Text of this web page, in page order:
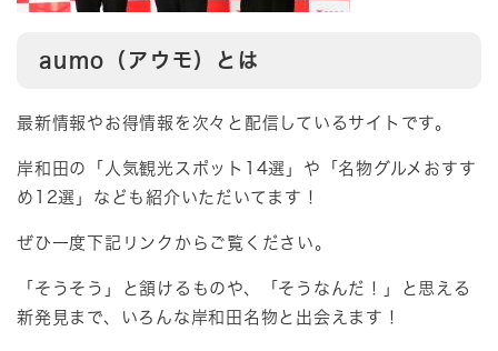
aumo（アウモ）とは
最新情報やお得情報を次々と配信しているサイトです。
岸和田の「人気観光スポット14選」や「名物グルメおすす
め12選」なども紹介いただいてます！
ぜひ一度下記リンクからご覧ください。
「そうそう」と頷けるものや、「そうなんだ！」と思える
新発見まで、いろんな岸和田名物と出会えます！